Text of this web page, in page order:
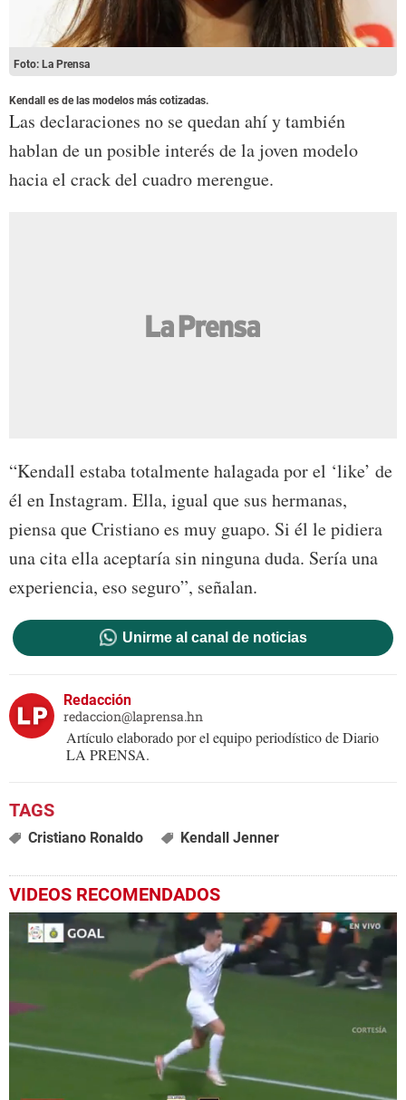
Foto: La Prensa
Kendall es de las modelos más cotizadas.
Las declaraciones no se quedan ahí y también
hablan de un posible interés de la joven modelo
hacia el crack del cuadro merengue.
“Kendall estaba totalmente halagada por el ‘like’ de
él en Instagram. Ella, igual que sus hermanas,
piensa que Cristiano es muy guapo. Si él le pidiera
una cita ella aceptaría sin ninguna duda. Sería una
experiencia, eso seguro”, señalan.
Unirme al canal de noticias
Redacción
redaccion@laprensa.hn
Artículo elaborado por el equipo periodístico de Diario
LA PRENSA.
Cristiano Ronaldo Kendall Jenner
VIDEOS RECOMENDADOS